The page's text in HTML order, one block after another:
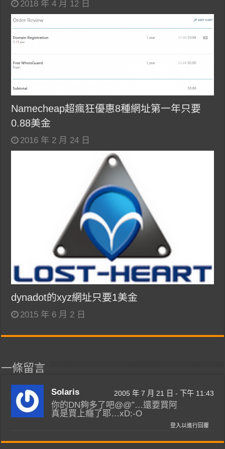
2018 年 4 月 12 日
Namecheap超瘋狂優惠8種網址第一年只要
0.88美金
2016 年 2 月 24 日
dynadot的xyz網址只要1美金
2015 年 6 月 2 日
一條留言
Solaris 2005 年 7 月 21 日 - 下午 11:43
你的DN夠多了吧@@”…還要買阿
真是買上癮了耶…xD:-O
登入以進行回覆